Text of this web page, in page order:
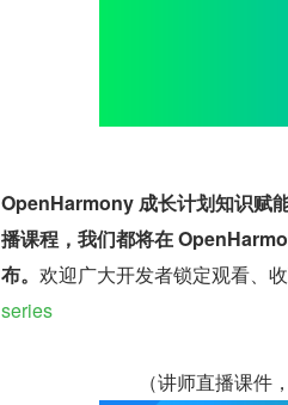
OpenHarmony 成长计划知识赋
播课程，我们都将在
布。 欢迎广大开发者锁定观看、收
series
（讲师直播课件